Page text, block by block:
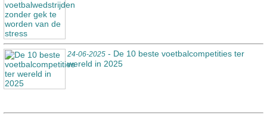
24-06-2025 - De 10 beste voetbalcompetities ter
wereld in 2025